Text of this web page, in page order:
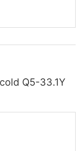
Q5-33.1Y